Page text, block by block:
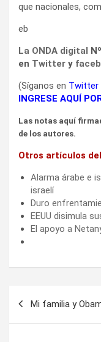
que nacionales,
eb
La ONDA digital
en Twitter y
(Síganos en Twitter
INGRESE AQUÍ
Las notas aquí
de los autores.
Otros artículos
Alarma árabe e
israelí
Duro
EEUU disimula
El apoyo a
Mi familia y